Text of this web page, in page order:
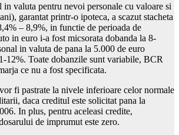
in valuta pentru nevoi personale cu valoare si
garantat printr-o ipoteca, a scazut stacheta
– 8,9%, in functie de perioada de
in euro i-a fost micsorata dobanda la 8-
in valuta de pana la 5.000 de euro
12%. Toate dobanzile sunt variabile, BCR
ce nu a fost specificata.
fi pastrate la nivele inferioare celor normale
daca creditul este solicitat pana la
In plus, pentru aceleasi credite,
de imprumut este zero.